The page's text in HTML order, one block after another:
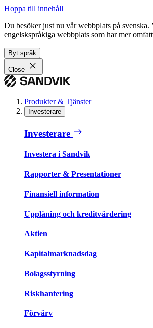
Hoppa till innehåll
Du besöker just nu vår webbplats på
engelskspråkiga webbplats som har mer
Byt språk
Close
Produkter & Tjänster
Investerare
Investerare
Investera i Sandvik
Rapporter & Presentationer
Finansiell information
Upplåning och kreditvärdering
Aktien
Kapitalmarknadsdag
Bolagsstyrning
Riskhantering
Förvärv